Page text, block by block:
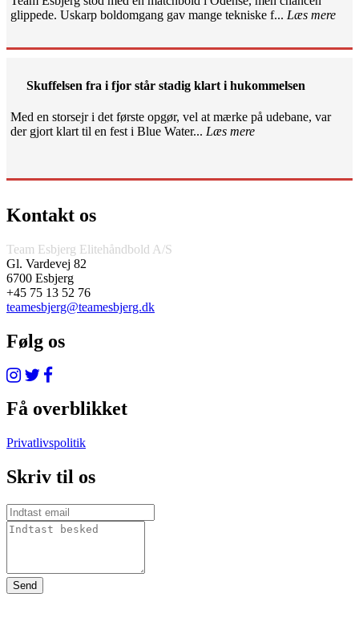
glippede. Uskarp boldomgang gav mange tekniske f... Læs mere
Skuffelsen fra i fjor står stadig klart i hukommelsen
Med en storsejr i det første opgør, vel at mærke på udebane, var
der gjort klart til en fest i Blue Water... Læs mere
Kontakt os
Team Esbjerg Elitehåndbold A/S
Gl. Vardevej 82
6700 Esbjerg
+45 75 13 52 76
teamesbjerg@teamesbjerg.dk
Følg os
Få overblikket
Privatlivspolitik
Skriv til os